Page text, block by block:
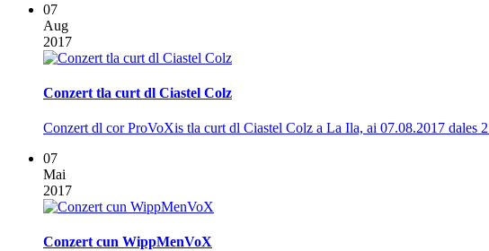
07
Aug
2017
Conzert tla curt dl Ciastel Colz
Conzert dl cor ProVoXis tla curt dl Ciastel Colz a La Ila, ai 07.08.2017 dales
07
Mai
2017
Conzert cun WippMenVoX